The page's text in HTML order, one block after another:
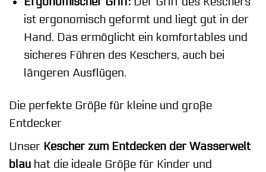
ist ergonomisch geformt und liegt gut in der
Hand. Das ermöglicht ein komfortables und
sicheres Führen des Keschers, auch bei
längeren Ausflügen.
Die perfekte Größe für kleine und große
Entdecker
Unser Kescher zum Entdecken der Wasserwelt
blau hat die ideale Größe für Kinder und